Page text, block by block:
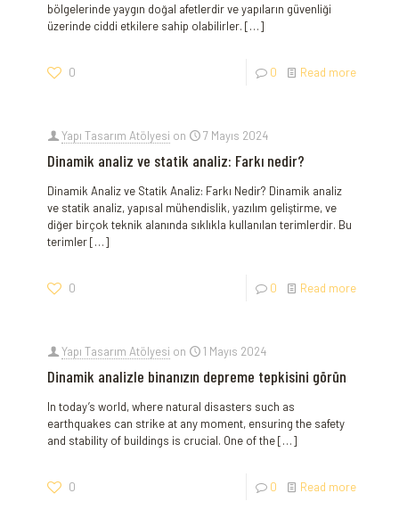
bölgelerinde yaygın doğal afetlerdir ve yapıların güvenliği
üzerinde ciddi etkilere sahip olabilirler. […]
0 0 Read more
Yapı Tasarım Atölyesi on 7 Mayıs 2024
Dinamik analiz ve statik analiz: Farkı nedir?
Dinamik Analiz ve Statik Analiz: Farkı Nedir? Dinamik analiz
ve statik analiz, yapısal mühendislik, yazılım geliştirme, ve
diğer birçok teknik alanında sıklıkla kullanılan terimlerdir. Bu
terimler[…]
0 0 Read more
Yapı Tasarım Atölyesi on 1 Mayıs 2024
Dinamik analizle binanızın depreme tepkisini görün
In today’s world, where natural disasters such as
earthquakes can strike at any moment, ensuring the safety
and stability of buildings is crucial. One of the[…]
0 0 Read more